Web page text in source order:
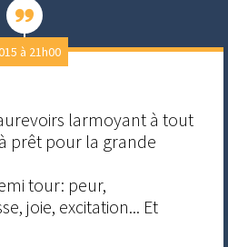
à 21h00
larmoyant à tout
prêt pour la grande
tour: peur,
joie, excitation... Et